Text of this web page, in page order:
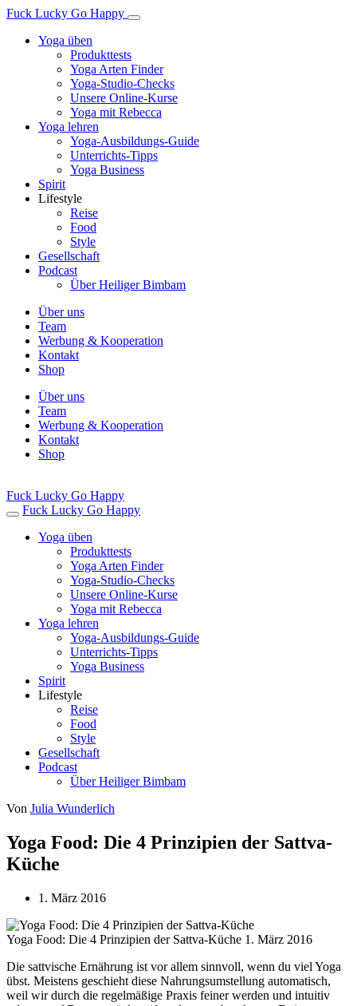
Fuck Lucky Go Happy
Yoga üben
Produkttests
Yoga Arten Finder
Yoga-Studio-Checks
Unsere Online-Kurse
Yoga mit Rebecca
Yoga lehren
Yoga-Ausbildungs-Guide
Unterrichts-Tipps
Yoga Business
Spirit
Lifestyle
Reise
Food
Style
Gesellschaft
Podcast
Über Heiliger Bimbam
Über uns
Team
Werbung & Kooperation
Kontakt
Shop
Über uns
Team
Werbung & Kooperation
Kontakt
Shop
Fuck Lucky Go Happy
Fuck Lucky Go Happy
Yoga üben
Produkttests
Yoga Arten Finder
Yoga-Studio-Checks
Unsere Online-Kurse
Yoga mit Rebecca
Yoga lehren
Yoga-Ausbildungs-Guide
Unterrichts-Tipps
Yoga Business
Spirit
Lifestyle
Reise
Food
Style
Gesellschaft
Podcast
Über Heiliger Bimbam
Von Julia Wunderlich
Yoga Food: Die 4 Prinzipien der Sattva-
Küche
1. März 2016
Yoga Food: Die 4 Prinzipien der Sattva-Küche 1. März 2016
Die sattvische Ernährung ist vor allem sinnvoll, wenn du viel Yoga
übst. Meistens geschieht diese Nahrungsumstellung automatisch,
weil wir durch die regelmäßige Praxis feiner werden und intuitiv